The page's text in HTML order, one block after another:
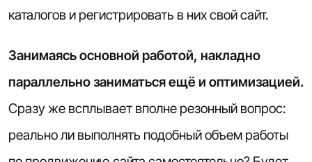
каталогов и регистрировать в них свой сайт.
Занимаясь основной работой, накладно
параллельно заниматься ещё и оптимизацией.
Сразу же всплывает вполне резонный вопрос:
реально ли выполнять подобный объем работы